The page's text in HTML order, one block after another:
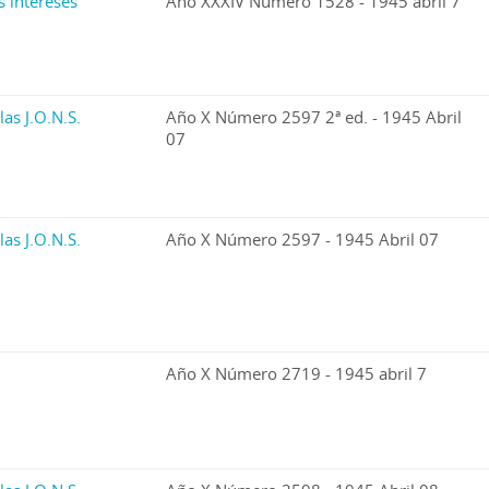
J.O.N.S.
Año X Número 2597 2ª ed. - 1945 Abril
07
J.O.N.S. Año X Número 2597 - 1945 Abril 07
Año X Número 2719 - 1945 abril 7